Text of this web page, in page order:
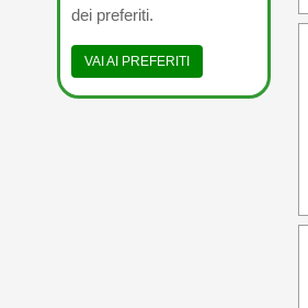
dei preferiti.
VAI AI PREFERITI